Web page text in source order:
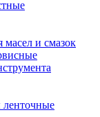
масел и смазок